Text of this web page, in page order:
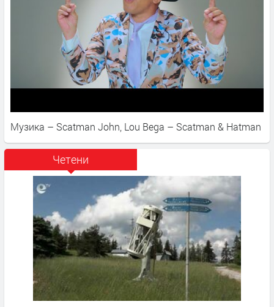
Музика – Scatman John, Lou Bega – Scatman & Hatman
Четени